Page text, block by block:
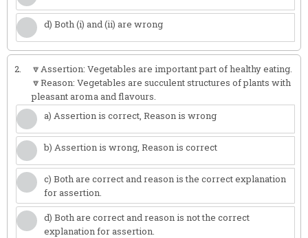
d) Both (i) and (ii) are wrong
2.
🔽Assertion: Vegetables are important part of healthy eating.
🔽Reason: Vegetables are succulent structures of plants with
pleasant aroma and flavours.
a) Assertion is correct, Reason is wrong
b) Assertion is wrong, Reason is correct
c) Both are correct and reason is the correct explanation
for assertion.
d) Both are correct and reason is not the correct
explanation for assertion.